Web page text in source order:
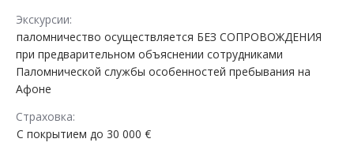
Экскурсии:
паломничество осуществляется БЕЗ СОПРОВОЖДЕНИЯ
при предварительном объяснении сотрудниками
Паломнической службы особенностей пребывания на
Афоне
Страховка:
С покрытием до 30 000 €